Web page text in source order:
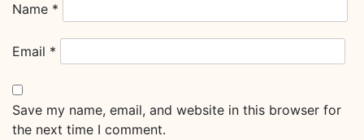
Name *
Email *
Save my name, email, and website in this browser for
the next time I comment.